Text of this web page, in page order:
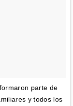
parte de
y todos los